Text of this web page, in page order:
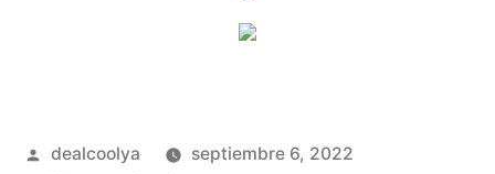
Publicado
dealcoolya
septiembre 6, 2022